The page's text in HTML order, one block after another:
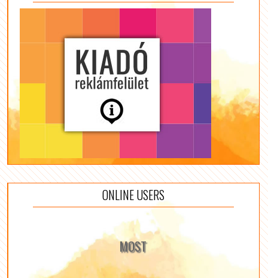
ONLINE USERS
MOST